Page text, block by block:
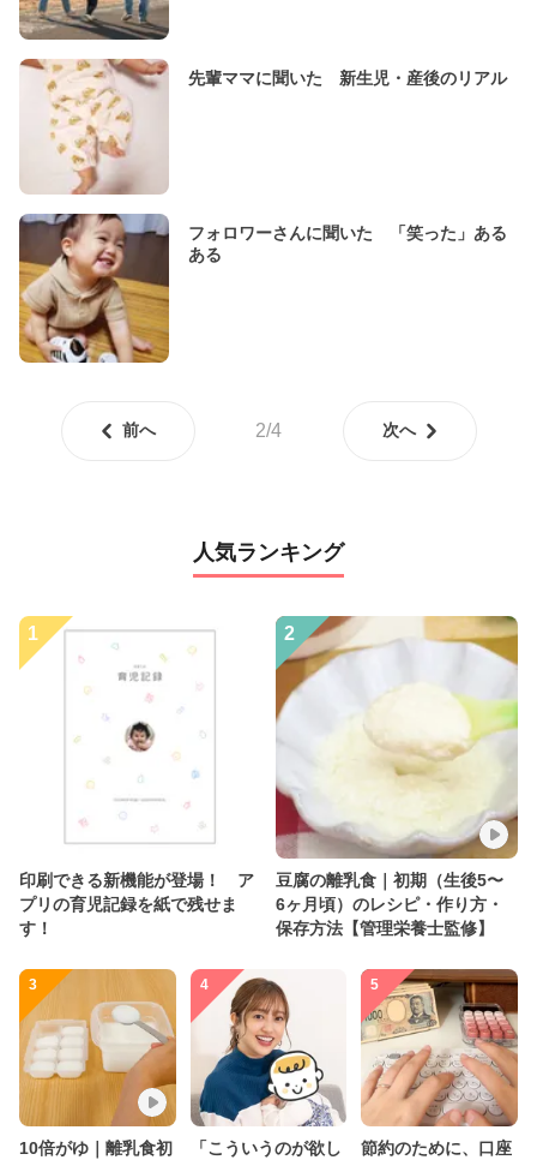
先輩ママに聞いた 新生児・産後のリアル
フォロワーさんに聞いた 「笑った」ある
ある
前へ 2/4 次へ
人気ランキング
1
印刷できる新機能が登場！ ア
プリの育児記録を紙で残せま
す！
2
豆腐の離乳食｜初期（生後5〜
6ヶ月頃）のレシピ・作り方・
保存方法【管理栄養士監修】
3
10倍がゆ｜離乳食初
4
「こういうのが欲し
5
節約のために、口座